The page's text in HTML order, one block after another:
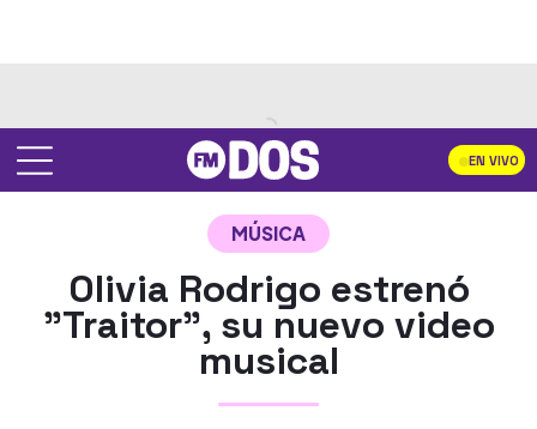
EN VIVO
MÚSICA
Olivia Rodrigo estrenó
"Traitor", su nuevo video
musical